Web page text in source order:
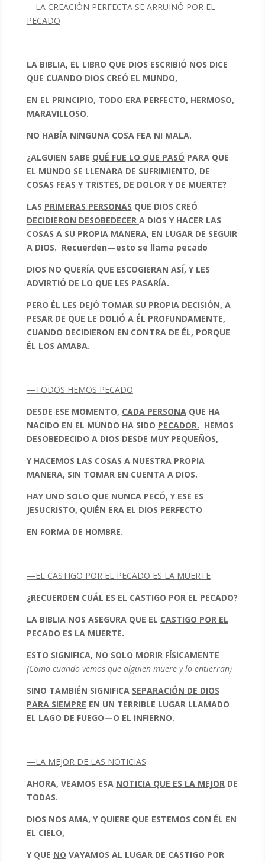
—LA CREACIÓN PERFECTA SE ARRUINÓ POR EL
PECADO
LA BIBLIA, EL LIBRO QUE DIOS ESCRIBIÓ NOS DICE
QUE CUANDO DIOS CREÓ EL MUNDO,
EN EL PRINCIPIO, TODO ERA PERFECTO, HERMOSO,
MARAVILLOSO.
NO HABÍA NINGUNA COSA FEA NI MALA.
¿ALGUIEN SABE QUÉ FUE LO QUE PASÓ PARA QUE
EL MUNDO SE LLENARA DE SUFRIMIENTO, DE
COSAS FEAS Y TRISTES, DE DOLOR Y DE MUERTE?
LAS PRIMERAS PERSONAS QUE DIOS CREÓ
DECIDIERON DESOBEDECER A DIOS Y HACER LAS
COSAS A SU PROPIA MANERA, EN LUGAR DE SEGUIR
A DIOS. Recuerden—esto se llama pecado
DIOS NO QUERÍA QUE ESCOGIERAN ASÍ, Y LES
ADVIRTIÓ DE LO QUE LES PASARÍA.
PERO ÉL LES DEJÓ TOMAR SU PROPIA DECISIÓN, A
PESAR DE QUE LE DOLIÓ A ÉL PROFUNDAMENTE,
CUANDO DECIDIERON EN CONTRA DE ÉL, PORQUE
ÉL LOS AMABA.
—TODOS HEMOS PECADO
DESDE ESE MOMENTO, CADA PERSONAQUE HA
NACIDO EN EL MUNDO HA SIDO PECADOR. HEMOS
DESOBEDECIDO A DIOS DESDE MUY PEQUEÑOS,
Y HACEMOS LAS COSAS A NUESTRA PROPIA
MANERA, SIN TOMAR EN CUENTA A DIOS.
HAY UNO SOLO QUE NUNCA PECÓ, Y ESE ES
JESUCRISTO, QUIÉN ERA EL DIOS PERFECTO
EN FORMA DE HOMBRE.
—EL CASTIGO POR EL PECADO ES LA MUERTE
¿RECUERDEN CUÁL ES EL CASTIGO POR EL PECADO?
LA BIBLIA NOS ASEGURA QUE EL CASTIGO POR EL
PECADO ES LA MUERTE.
ESTO SIGNIFICA, NO SOLO MORIR FÍSICAMENTE
(Como cuando vemos que alguien muere y lo entierran)
SINO TAMBIÉN SIGNIFICA SEPARACIÓN DE DIOS
PARA SIEMPRE EN UN TERRIBLE LUGAR LLAMADO
EL LAGO DE FUEGO—O EL INFIERNO.
—LA MEJOR DE LAS NOTICIAS
AHORA, VEAMOS ESA NOTICIA QUE ES LA MEJORDE
TODAS.
DIOS NOS AMA, Y QUIERE QUE ESTEMOS CON ÉL EN
EL CIELO,
Y QUE NO VAYAMOS AL LUGAR DE CASTIGO POR